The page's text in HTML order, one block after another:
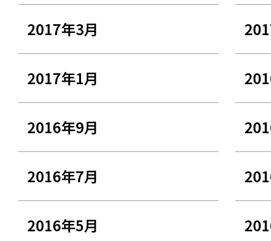
2017年3月
2017年1月
2016年9月
2016年7月
2016年5月